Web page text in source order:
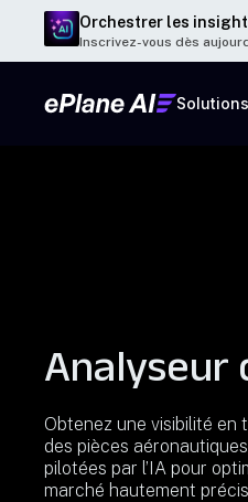
Orchestrer les
Inscrivez-vous dès
Solutions
Analyseur
Obtenez une visibilité en
des pièces
pilotées par l’IA pour
marché hautement